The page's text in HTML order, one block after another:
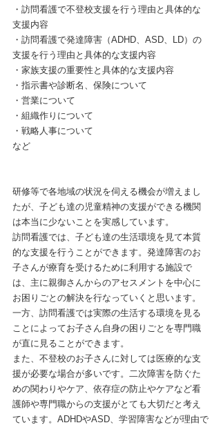
・訪問看護で不登校支援を行う理由と具体的な
支援内容
・訪問看護で発達障害（ADHD、ASD、LD）の
支援を行う理由と具体的な支援内容
・家族支援の重要性と具体的な支援内容
・指示書や診断名、保険について
・営業について
・組織作りについて
・戦略人事について
など
研修等で各地域の状況を伺える機会が増えまし
たが、子ども達の児童精神の支援ができる機関
は本当に少ないことを実感しています。
訪問看護では、子ども達の生活環境を見て本質
的な支援を行うことができます。発達障害のお
子さんが療育を受けるために利用する施設で
は、主に親御さんからのアセスメントを中心に
お困りごとの解決を行なっていくと思います。
一方、訪問看護では実際の生活する環境を見る
ことによってお子さん自身の困りごとを専門職
が直に見ることができます。
また、不登校のお子さんに対しては医療的な支
援が必要な場合が多いです。二次障害を防ぐた
めの関わりやケア、依存症の防止やケアなど看
護師や専門職からの支援がとても大切だと考え
ています。ADHDやASD、学習障害などが理由で